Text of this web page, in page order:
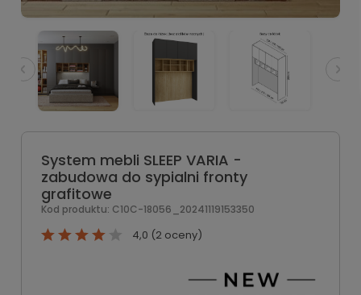
System mebli SLEEP VARIA -
zabudowa do sypialni fronty
grafitowe
Kod produktu: C10C-18056_20241119153350
4,0 (2 oceny)